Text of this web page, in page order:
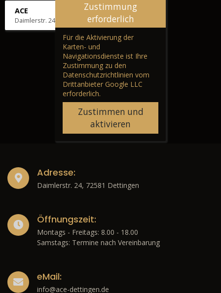
ACE
Daimlerstr. 24, 72581 Dettingen
Zustimmung
erforderlich
Für die Aktivierung der
Karten- und
Navigationsdienste ist Ihre
Zustimmung zu den
Datenschutzrichtlinien vom
Drittanbieter Google LLC
erforderlich.
Zustimmen und
aktivieren
Adresse:
Daimlerstr. 24, 72581 Dettingen
Öffnungszeit:
Montags - Freitags: 8.00 - 18.00
Samstags: Termine nach Vereinbarung
eMail:
info@ace-dettingen.de